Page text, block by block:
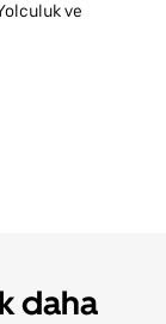
ve
daha